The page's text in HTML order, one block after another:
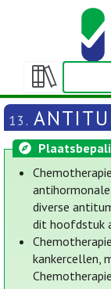
Weergeven/
inhoudstafel
13.
diverse
dit hoofdstuk
kankercellen,